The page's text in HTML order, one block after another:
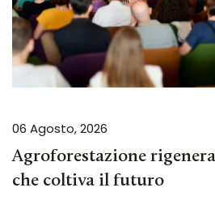
06 Agosto, 2026
Agroforestazione
che coltiva il futuro